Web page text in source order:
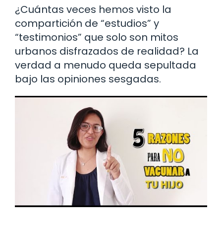
¿Cuántas veces hemos visto la
compartición de “estudios” y
“testimonios” que solo son mitos
urbanos disfrazados de realidad? La
verdad a menudo queda sepultada
bajo las opiniones sesgadas.